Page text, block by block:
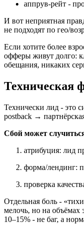
аппрув-рейт -
И вот неприятная
не подходят по гео/
Если хотите более
офферы живут долго:
обещания, никаких
Техническая
Технически лид - это
postback →
Сбой может
атрибуция: лид
форма/лендинг:
проверка
Отдельная боль -
мелочь, но на
10–15% - не баг, а